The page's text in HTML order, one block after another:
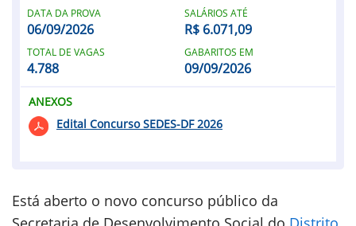
Está aberto o novo concurso público da
DATA DA PROVA
06/09/2026
SALÁRIOS ATÉ
R$ 6.071,09
TOTAL DE VAGAS
4.788
GABARITOS EM
09/09/2026
ANEXOS
Edital Concurso SEDES-DF 2026